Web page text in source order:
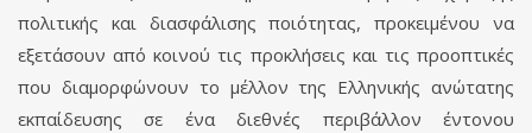
πολιτικής και διασφάλισης ποιότητας, προκειμένου να
εξετάσουν από κοινού τις προκλήσεις και τις προοπτικές
που διαμορφώνουν το μέλλον της Ελληνικής ανώτατης
εκπαίδευσης σε ένα διεθνές περιβάλλον έντονου